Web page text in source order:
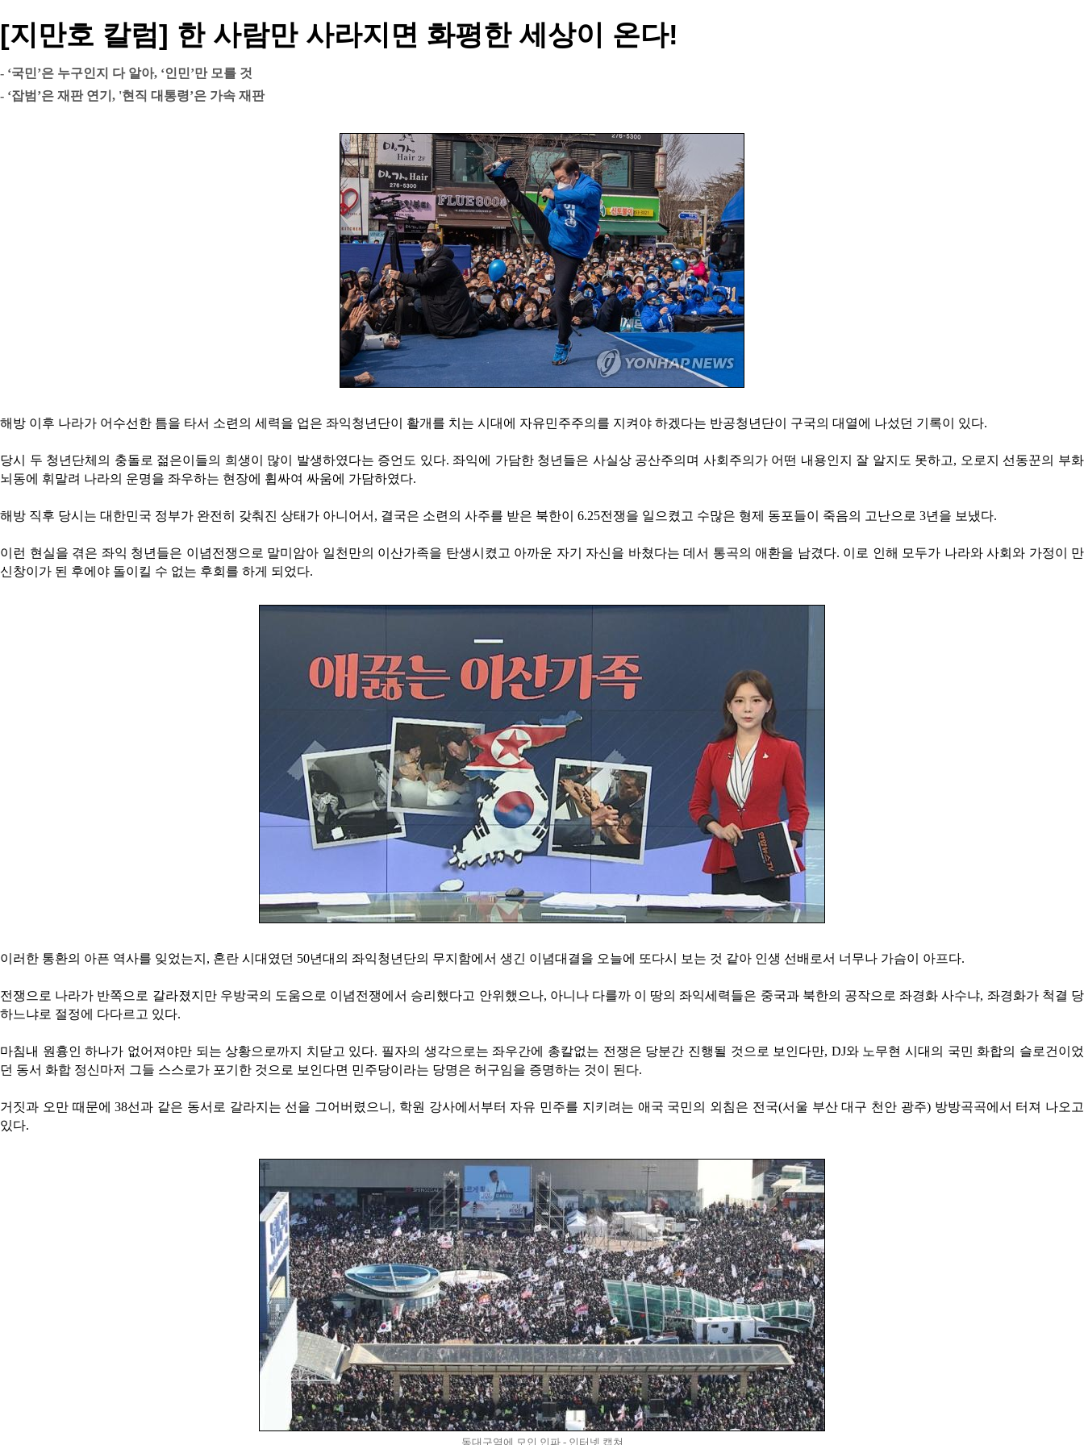
[지만호 칼럼] 한 사람만 사라지면 화평한 세상이 온다!
- ‘국민’은 누구인지 다 알아, ‘인민’만 모를 것
- ‘잡범’은 재판 연기, '현직 대통령’은 가속 재판
해방 이후 나라가 어수선한 틈을 타서 소련의 세력을 업은 좌익청년단이 활개를 치는 시대에 자유민주주의를 지켜야 하겠다는 반공청년단이 구국의 대열에 나섰던 기록이 있다.
당시 두 청년단체의 충돌로 젊은이들의 희생이 많이 발생하였다는 증언도 있다. 좌익에 가담한 청년들은 사실상 공산주의며 사회주의가 어떤 내용인지 잘 알지도 못하고, 오로지 선동꾼의 부화
뇌동에 휘말려 나라의 운명을 좌우하는 현장에 휩싸여 싸움에 가담하였다.
해방 직후 당시는 대한민국 정부가 완전히 갖춰진 상태가 아니어서, 결국은 소련의 사주를 받은 북한이 6.25전쟁을 일으켰고 수많은 형제 동포들이 죽음의 고난으로 3년을 보냈다.
이런 현실을 겪은 좌익 청년들은 이념전쟁으로 말미암아 일천만의 이산가족을 탄생시켰고 아까운 자기 자신을 바쳤다는 데서 통곡의 애환을 남겼다. 이로 인해 모두가 나라와 사회와 가정이 만
신창이가 된 후에야 돌이킬 수 없는 후회를 하게 되었다.
이러한 통환의 아픈 역사를 잊었는지, 혼란 시대였던 50년대의 좌익청년단의 무지함에서 생긴 이념대결을 오늘에 또다시 보는 것 같아 인생 선배로서 너무나 가슴이 아프다.
전쟁으로 나라가 반쪽으로 갈라졌지만 우방국의 도움으로 이념전쟁에서 승리했다고 안위했으나, 아니나 다를까 이 땅의 좌익세력들은 중국과 북한의 공작으로 좌경화 사수냐, 좌경화가 척결 당
하느냐로 절정에 다다르고 있다.
마침내 원흉인 하나가 없어져야만 되는 상황으로까지 치닫고 있다. 필자의 생각으로는 좌우간에 총칼없는 전쟁은 당분간 진행될 것으로 보인다만, DJ와 노무현 시대의 국민 화합의 슬로건이었
던 동서 화합 정신마저 그들 스스로가 포기한 것으로 보인다면 민주당이라는 당명은 허구임을 증명하는 것이 된다.
거짓과 오만 때문에 38선과 같은 동서로 갈라지는 선을 그어버렸으니, 학원 강사에서부터 자유 민주를 지키려는 애국 국민의 외침은 전국(서울 부산 대구 천안 광주) 방방곡곡에서 터져 나오고
있다.
동대구역에 모인 인파 - 인터넷 캡쳐